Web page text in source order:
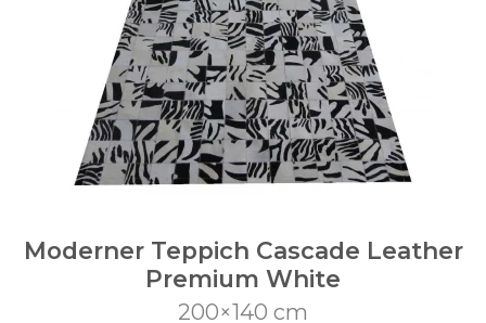
Moderner Teppich Cascade Leather
Premium White
200×140 cm